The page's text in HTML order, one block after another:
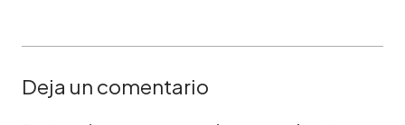
Deja un comentario